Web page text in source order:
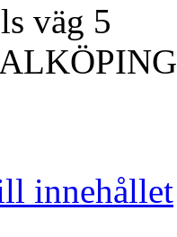
väg 5
innehållet